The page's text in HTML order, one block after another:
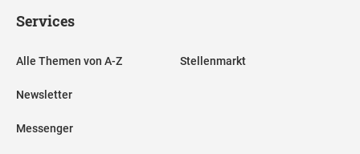
Services
Alle Themen von A-Z
Newsletter
Messenger
Stellenmarkt